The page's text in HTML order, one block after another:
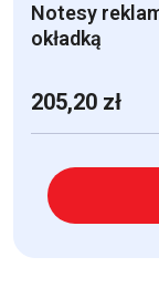
Notesy
okładką
205,20 zł